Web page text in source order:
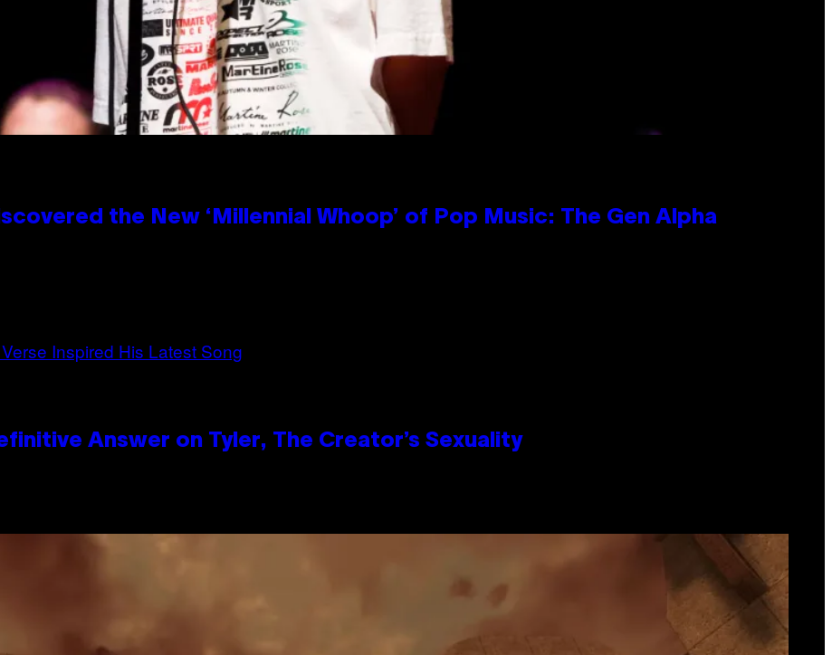
the New ‘Millennial Whoop’ of Pop Music: The Gen Alpha
Answer on Tyler, The Creator’s Sexuality